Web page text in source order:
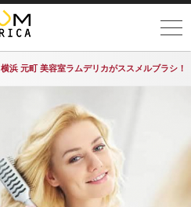
横浜 元町 美容室ラムデリカがススメルブラシ！